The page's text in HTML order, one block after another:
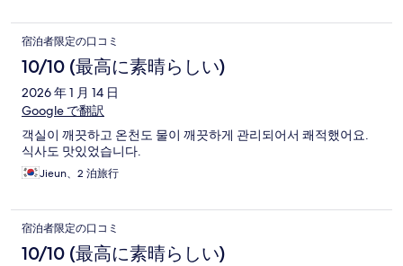
宿泊者限定の口コミ
10/10 (最高に素晴らしい)
2026 年 1 月 14 日
Google で翻訳
객실이 깨끗하고 온천도 물이 깨끗하게 관리되어서 쾌적했어요.
식사도 맛있었습니다.
Jieun、2 泊旅行
宿泊者限定の口コミ
10/10 (最高に素晴らしい)